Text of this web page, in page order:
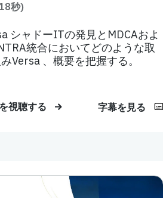
秒)
シャドーITの発見とMDCAおよ
統合においてどのような取
Versa 、概要を把握する。
視聴する 字幕を見る